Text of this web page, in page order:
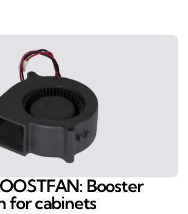
Booster
for cabinets